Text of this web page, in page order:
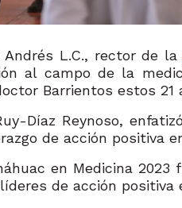
L.C., rector de la
al campo de la
Barrientos estos 21
Díaz Reynoso,
de acción positiva
en Medicina
de acción positiva